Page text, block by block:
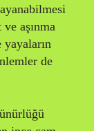
aşınma
de